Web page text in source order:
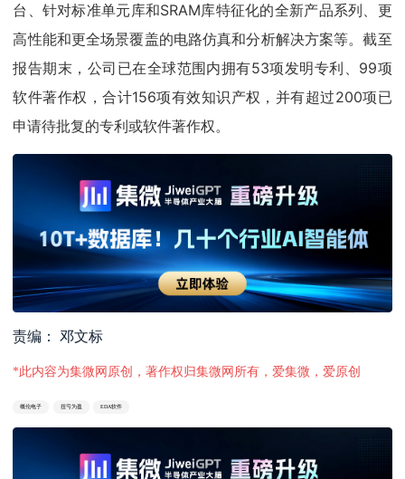
台、针对标准单元库和SRAM库特征化的全新产品系列、更
高性能和更全场景覆盖的电路仿真和分析解决方案等。截至
报告期末，公司已在全球范围内拥有53项发明专利、99项
软件著作权，合计156项有效知识产权，并有超过200项已
申请待批复的专利或软件著作权。
责编： 邓文标
*此内容为集微网原创，著作权归集微网所有，爱集微，爱原创
概伦电子 扭亏为盈 EDA软件